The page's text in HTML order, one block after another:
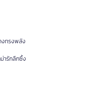
งทรงพลัง
ารักลึกซึ้ง